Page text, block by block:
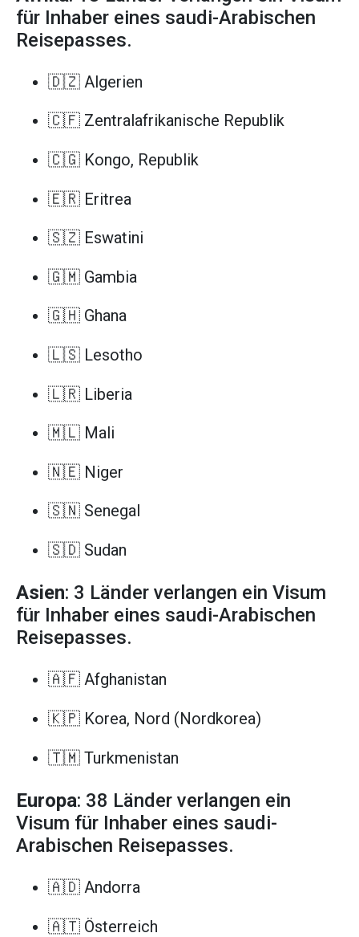
für Inhaber eines saudi-Arabischen
Reisepasses.
🇩🇿 Algerien
🇨🇫 Zentralafrikanische Republik
🇨🇬 Kongo, Republik
🇪🇷 Eritrea
🇸🇿 Eswatini
🇬🇲 Gambia
🇬🇭 Ghana
🇱🇸 Lesotho
🇱🇷 Liberia
🇲🇱 Mali
🇳🇪 Niger
🇸🇳 Senegal
🇸🇩 Sudan
Asien: 3 Länder verlangen ein Visum
für Inhaber eines saudi-Arabischen
Reisepasses.
🇦🇫 Afghanistan
🇰🇵 Korea, Nord (Nordkorea)
🇹🇲 Turkmenistan
Europa: 38 Länder verlangen ein
Visum für Inhaber eines saudi-
Arabischen Reisepasses.
🇦🇩 Andorra
🇦🇹 Österreich